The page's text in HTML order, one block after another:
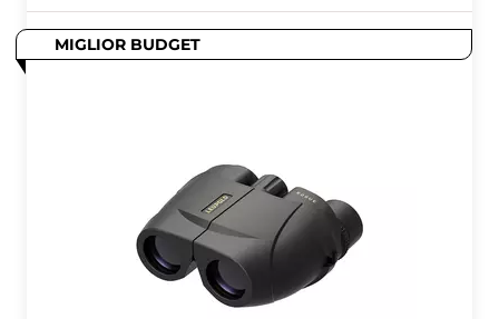
MIGLIOR BUDGET